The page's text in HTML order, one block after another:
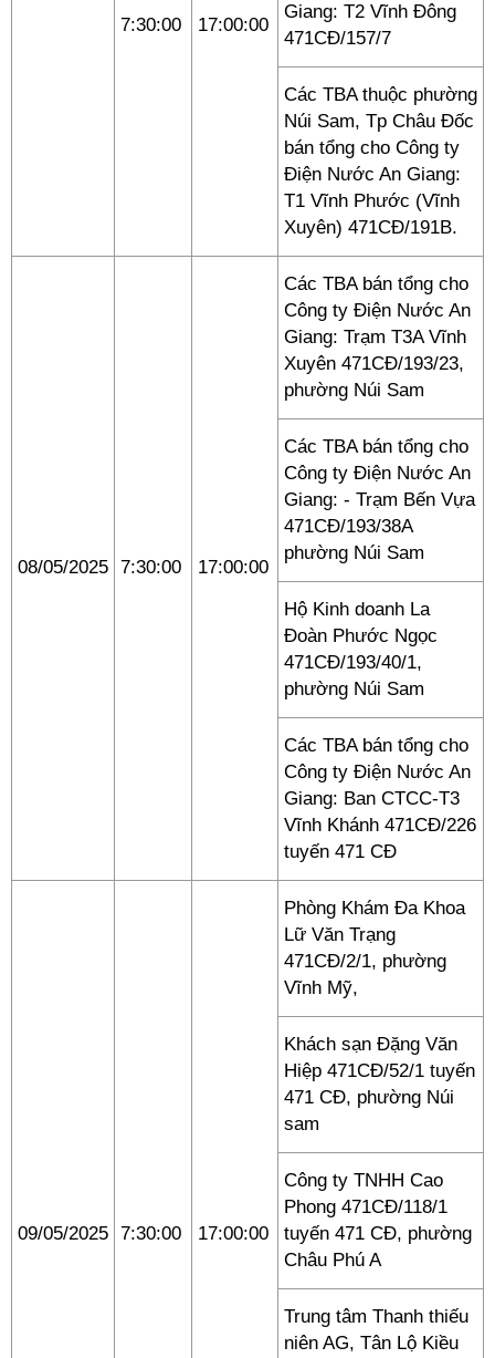
7:30:00 17:00:00
Giang: T2 Vĩnh Đông
471CĐ/157/7
Các TBA thuộc phường
Núi Sam, Tp Châu Đốc
bán tổng cho Công ty
Điện Nước An Giang:
T1 Vĩnh Phước (Vĩnh
Xuyên) 471CĐ/191B.
08/05/2025 7:30:00 17:00:00
Các TBA bán tổng cho
Công ty Điện Nước An
Giang: Trạm T3A Vĩnh
Xuyên 471CĐ/193/23,
phường Núi Sam
Các TBA bán tổng cho
Công ty Điện Nước An
Giang: - Trạm Bến Vựa
471CĐ/193/38A
phường Núi Sam
Hộ Kinh doanh La
Đoàn Phước Ngọc
471CĐ/193/40/1,
phường Núi Sam
Các TBA bán tổng cho
Công ty Điện Nước An
Giang: Ban CTCC-T3
Vĩnh Khánh 471CĐ/226
tuyến 471 CĐ
09/05/2025 7:30:00 17:00:00
Phòng Khám Đa Khoa
Lữ Văn Trạng
471CĐ/2/1, phường
Vĩnh Mỹ,
Khách sạn Đặng Văn
Hiệp 471CĐ/52/1 tuyến
471 CĐ, phường Núi
sam
Công ty TNHH Cao
Phong 471CĐ/118/1
tuyến 471 CĐ, phường
Châu Phú A
Trung tâm Thanh thiếu
niên AG, Tân Lộ Kiều